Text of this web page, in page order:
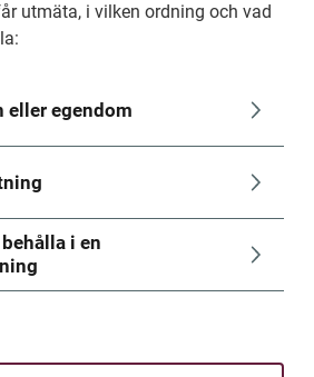
utmäta, i vilken ordning och vad
eller egendom
i en